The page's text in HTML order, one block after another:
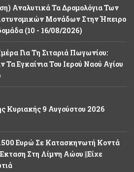
Αναλυτικά Τα Δρομολόγια Των
Μονάδων Στην Ήπειρο
(10 - 16/08/2026)
Για Τη Σιταριά Πωγωνίου:
Τα Εγκαίνια Του Ιερού Ναού Αγίου
Κυριακής 9 Αυγούστου 2026
Ευρώ Σε Κατασκηνωτή Κοντά
Στη Λίμνη Αώου ||Είχε